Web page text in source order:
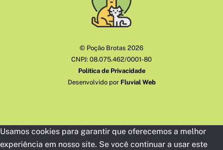
© Poção Brotas 2026
CNPJ: 08.075.462/0001-80
Política de Privacidade
Desenvolvido por Fluvial Web
Usamos cookies para garantir que oferecemos a melhor
experiência em nosso site. Se você continuar a usar este